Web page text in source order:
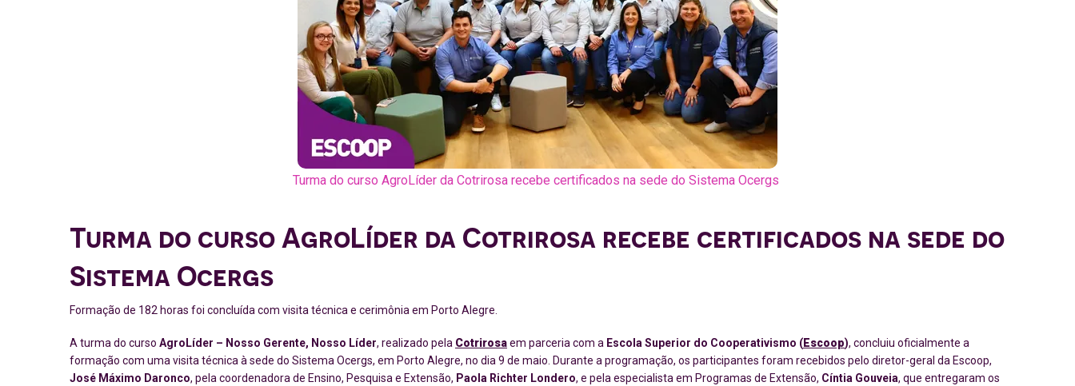
Turma do curso AgroLíder da Cotrirosa recebe certificados na sede do Sistema Ocergs
Turma do curso AgroLíder da Cotrirosa recebe certificados na sede do
Sistema Ocergs
Formação de 182 horas foi concluída com visita técnica e cerimônia em Porto Alegre
A turma do curso AgroLíder – Nosso Gerente, Nosso Líder, realizado pela Cotrirosaem parceria com a Escola Superior do Cooperativismo (Escoop), concluiu oficialmente a
formação com uma visita técnica à sede do Sistema Ocergs, em Porto Alegre, no dia 9 de maio. Durante a programação, os participantes foram recebidos pelo diretor-geral da Escoop,
José Máximo Daronco, pela coordenadora de Ensino, Pesquisa e Extensão, Paola Richter Londero, e pela especialista em Programas de Extensão, Cíntia Gouveia, que entregaram os